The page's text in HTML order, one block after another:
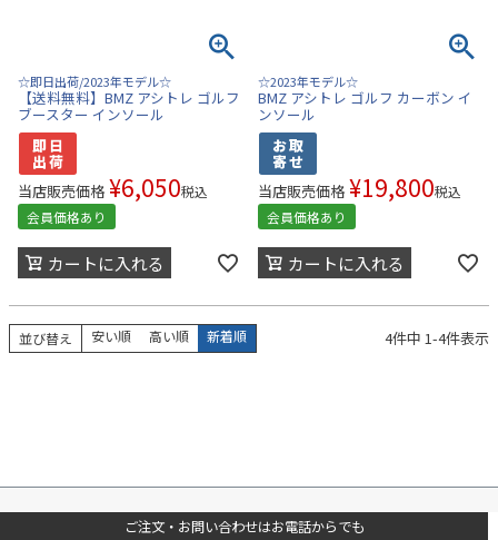
☆即日出荷/2023年モデル☆
【送料無料】BMZ アシトレ ゴルフ
ブースター インソール
当店販売価格 ¥6,050税込
会員価格あり
カートに入れる
☆2023年モデル☆
BMZ アシトレ ゴルフ カーボン イ
ンソール
当店販売価格 ¥19,800税込
会員価格あり
カートに入れる
並び替え 安い順 高い順 新着順 4件中 1-4件表示
ご注文・お問い合わせはお電話からでも